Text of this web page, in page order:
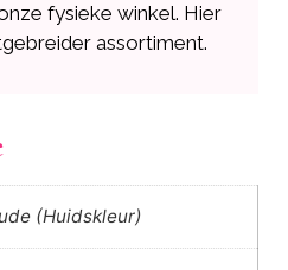
fysieke winkel. Hier
assortiment.
(Huidskleur)